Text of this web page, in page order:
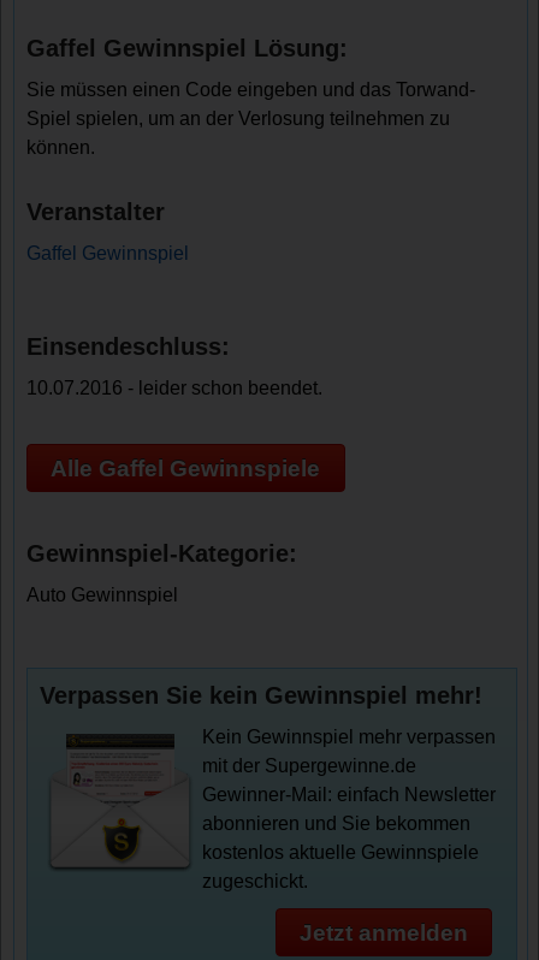
Gaffel Gewinnspiel Lösung:
Sie müssen einen Code eingeben und das Torwand-
Spiel spielen, um an der Verlosung teilnehmen zu
können.
Veranstalter
Gaffel Gewinnspiel
Einsendeschluss:
10.07.2016 - leider schon beendet.
Alle Gaffel Gewinnspiele
Gewinnspiel-Kategorie:
Auto Gewinnspiel
Verpassen Sie kein Gewinnspiel mehr!
Kein Gewinnspiel mehr verpassen
mit der Supergewinne.de
Gewinner-Mail: einfach Newsletter
abonnieren und Sie bekommen
kostenlos aktuelle Gewinnspiele
zugeschickt.
Jetzt anmelden